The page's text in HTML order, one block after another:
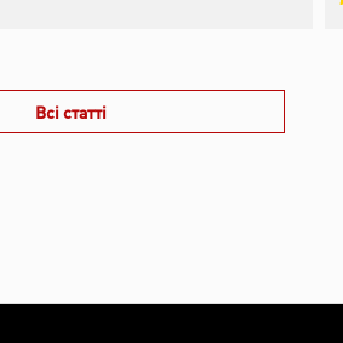
Всі статті